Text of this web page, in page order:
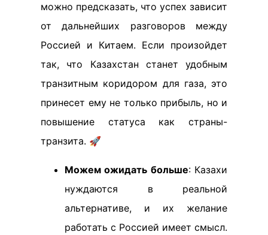
можно предсказать, что успех зависит
от дальнейших разговоров между
Россией и Китаем. Если произойдет
так, что Казахстан станет удобным
транзитным коридором для газа, это
принесет ему не только прибыль, но и
повышение статуса как страны-
транзита. 🚀
Можем ожидать больше: Казахи
нуждаются в реальной
альтернативе, и их желание
работать с Россией имеет смысл.